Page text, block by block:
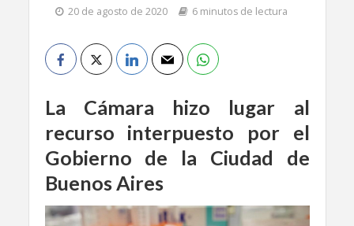
20 de agosto de 2020 6 minutos de lectura
La Cámara hizo lugar al
recurso interpuesto por el
Gobierno de la Ciudad de
Buenos Aires